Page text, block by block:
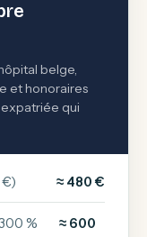
belge,
et honoraires
qui
€) ≈ 480 €
%
≈ 600